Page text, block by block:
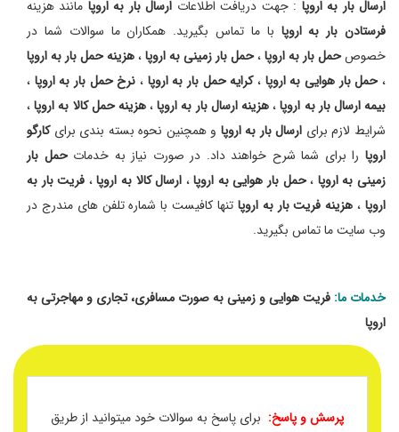
ارسال بار به اروپا : جهت دریافت اطلاعات ارسال بار به اروپا مانند هزینه
فرستادن بار به اروپا با ما تماس بگیرید. همکاران ما سوالات شما در
خصوصحمل بار به اروپا،حمل بار زمینی به اروپا،هزینه حمل بار به اروپا
،حمل بار هوایی به اروپا ،کرایه حمل بار به اروپا ،نرخ حمل بار به اروپا ،
بیمه ارسال بار به اروپا،هزینه ارسال بار به اروپا،هزینه حمل کالا به اروپا،
شرایط لازم برای ارسال بار به اروپا و همچنین نحوه بسته بندی برایکارگو
اروپارا برای شما شرح خواهند داد. در صورت نیاز به خدماتحمل بار
زمینی به اروپا ،حمل بار هوایی به اروپا، ارسال کالا به اروپا، فریت بار به
اروپا، هزینه فریت بار به اروپا تنها کافیست با شماره تلفن های مندرج در
وب سایت ما تماس بگیرید.
خدمات ما: فریت هوایی و زمینی به صورت مسافری، تجاری و مهاجرتی به
اروپا
پرسش و پاسخ: برای پاسخ به سوالات خود میتوانید از طریق